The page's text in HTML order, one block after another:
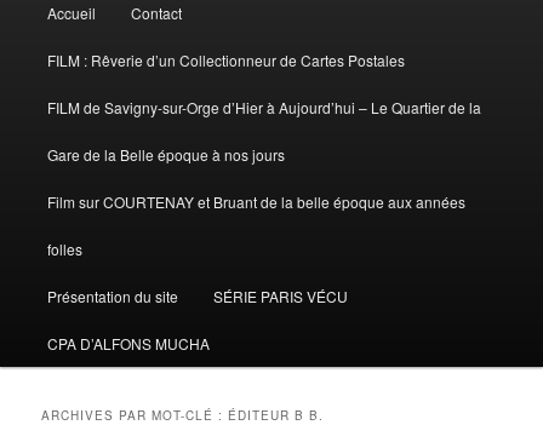
principal
Accueil Contact
FILM : Rêverie d’un Collectionneur de Cartes Postales
FILM de Savigny-sur-Orge d’Hier à Aujourd’hui – Le Quartier de la
Gare de la Belle époque à nos jours
Film sur COURTENAY et Bruant de la belle époque aux années
folles
Présentation du site SÉRIE PARIS VÉCU
CPA D’ALFONS MUCHA
ARCHIVES PAR MOT-CLÉ : ÉDITEUR B B.